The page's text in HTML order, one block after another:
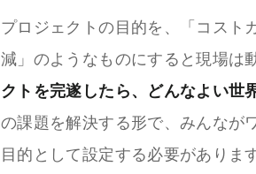
プロジェクトの目的を、「コスト
減」のようなものにすると現場は
クトを完遂したら、どんなよい世
の課題を解決する形で、みんなが
目的として設定する必要がありま